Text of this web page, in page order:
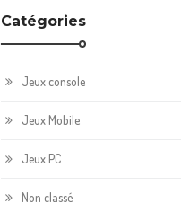
Catégories
Jeux console
Jeux Mobile
Jeux PC
Non classé